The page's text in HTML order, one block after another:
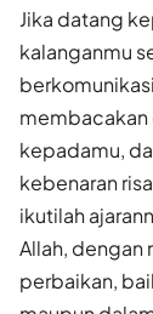
Jika datang
kalanganmu
membacakan
kepadamu,
kebenaran
ikutilah
Allah, dengan
perbaikan,